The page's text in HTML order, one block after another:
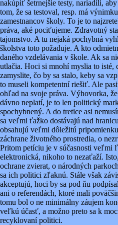
nakúpiť šetrnejšie testy, nariadili,
tom, že sa testoval, resp. má
zamestnancov školy. To je to
práva, aké pociťujeme. Zdravotný
tajomstvo. A tu nejaká pochybná
školstva toto požaduje. A kto
daného vzdelávania v škole. Ak sa
utlačia. Hoci si mnohí myslia to
zamyslite, čo by sa stalo, keby sa
to museli kompetentní riešiť. Ale
ohľad na svoje práva. Výhovorka,
dávno neplatí, je to len politický
spochybnený. A do tretice asi
sa veľmi ťažko dostávajú nad
obsahujú veľmi dôležitú
záchrane životného prostredia, o
Pritom petíciu je v súčasnosti veľmi
elektronická, nikoho to nezaťaží.
ochrane zvierat, o národných
sa ich politici zľaknú. Stále však
akceptujú, hoci by sa pod ňu
ani o referendách, ktoré mali
tomu bol o ne minimálny záujem
veľkú účasť, a možno preto sa k
recyklovaní politici.